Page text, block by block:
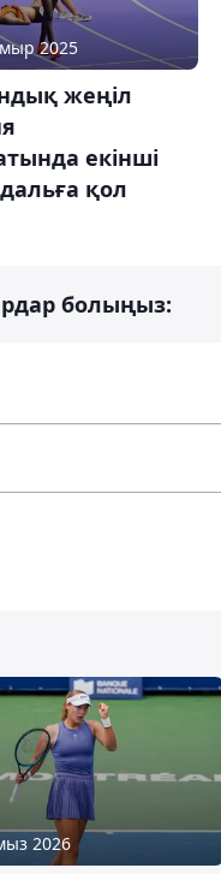
2025
жеңіл
екінші
қол
болыңыз:
2026